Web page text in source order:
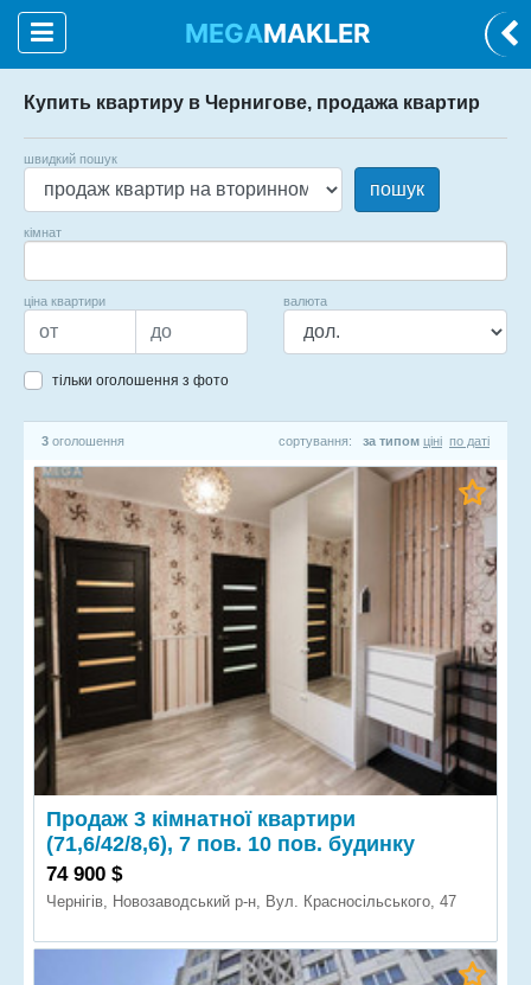
MEGAMAKLER
Купить квартиру в Чернигове, продажа квартир
швидкий пошук
пошук
кімнат
ціна квартири валюта
тільки оголошення з фото
3 оголошення сортування: за типом ціні по даті
Продаж 3 кімнатної квартири
(71,6/42/8,6), 7 пов. 10 пов. будинку
74 900 $
Чернігів, Новозаводський р-н, Вул. Красносільського, 47